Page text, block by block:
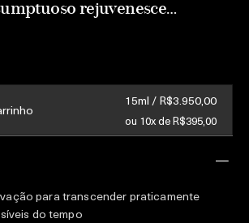
rejuvenesce
praticamente todos os
15ml / R$3.950,00
ou 10x de R$395,00
para transcender praticamente
do tempo